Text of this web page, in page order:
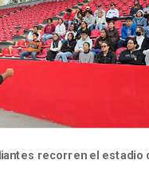
recorren el estadio